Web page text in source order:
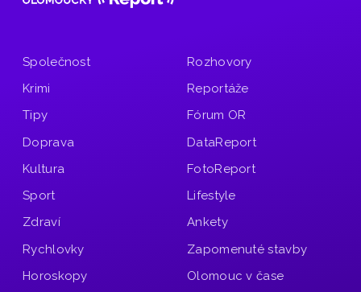
Společnost
Krimi
Tipy
Doprava
Kultura
Sport
Zdraví
Rychlovky
Horoskopy
Rozhovory
Reportáže
Fórum OR
DataReport
FotoReport
Lifestyle
Ankety
Zapomenuté stavby
Olomouc v čase